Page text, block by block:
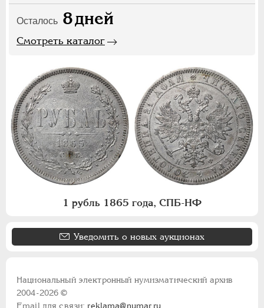
Осталось 8дней
Смотреть каталог
1 рубль 1865 года, СПБ-НФ
Уведомить о новых аукционах
Национальный электронный нумизматический архив
2004-2026 ©
Email для связи:reklama@numar.ru